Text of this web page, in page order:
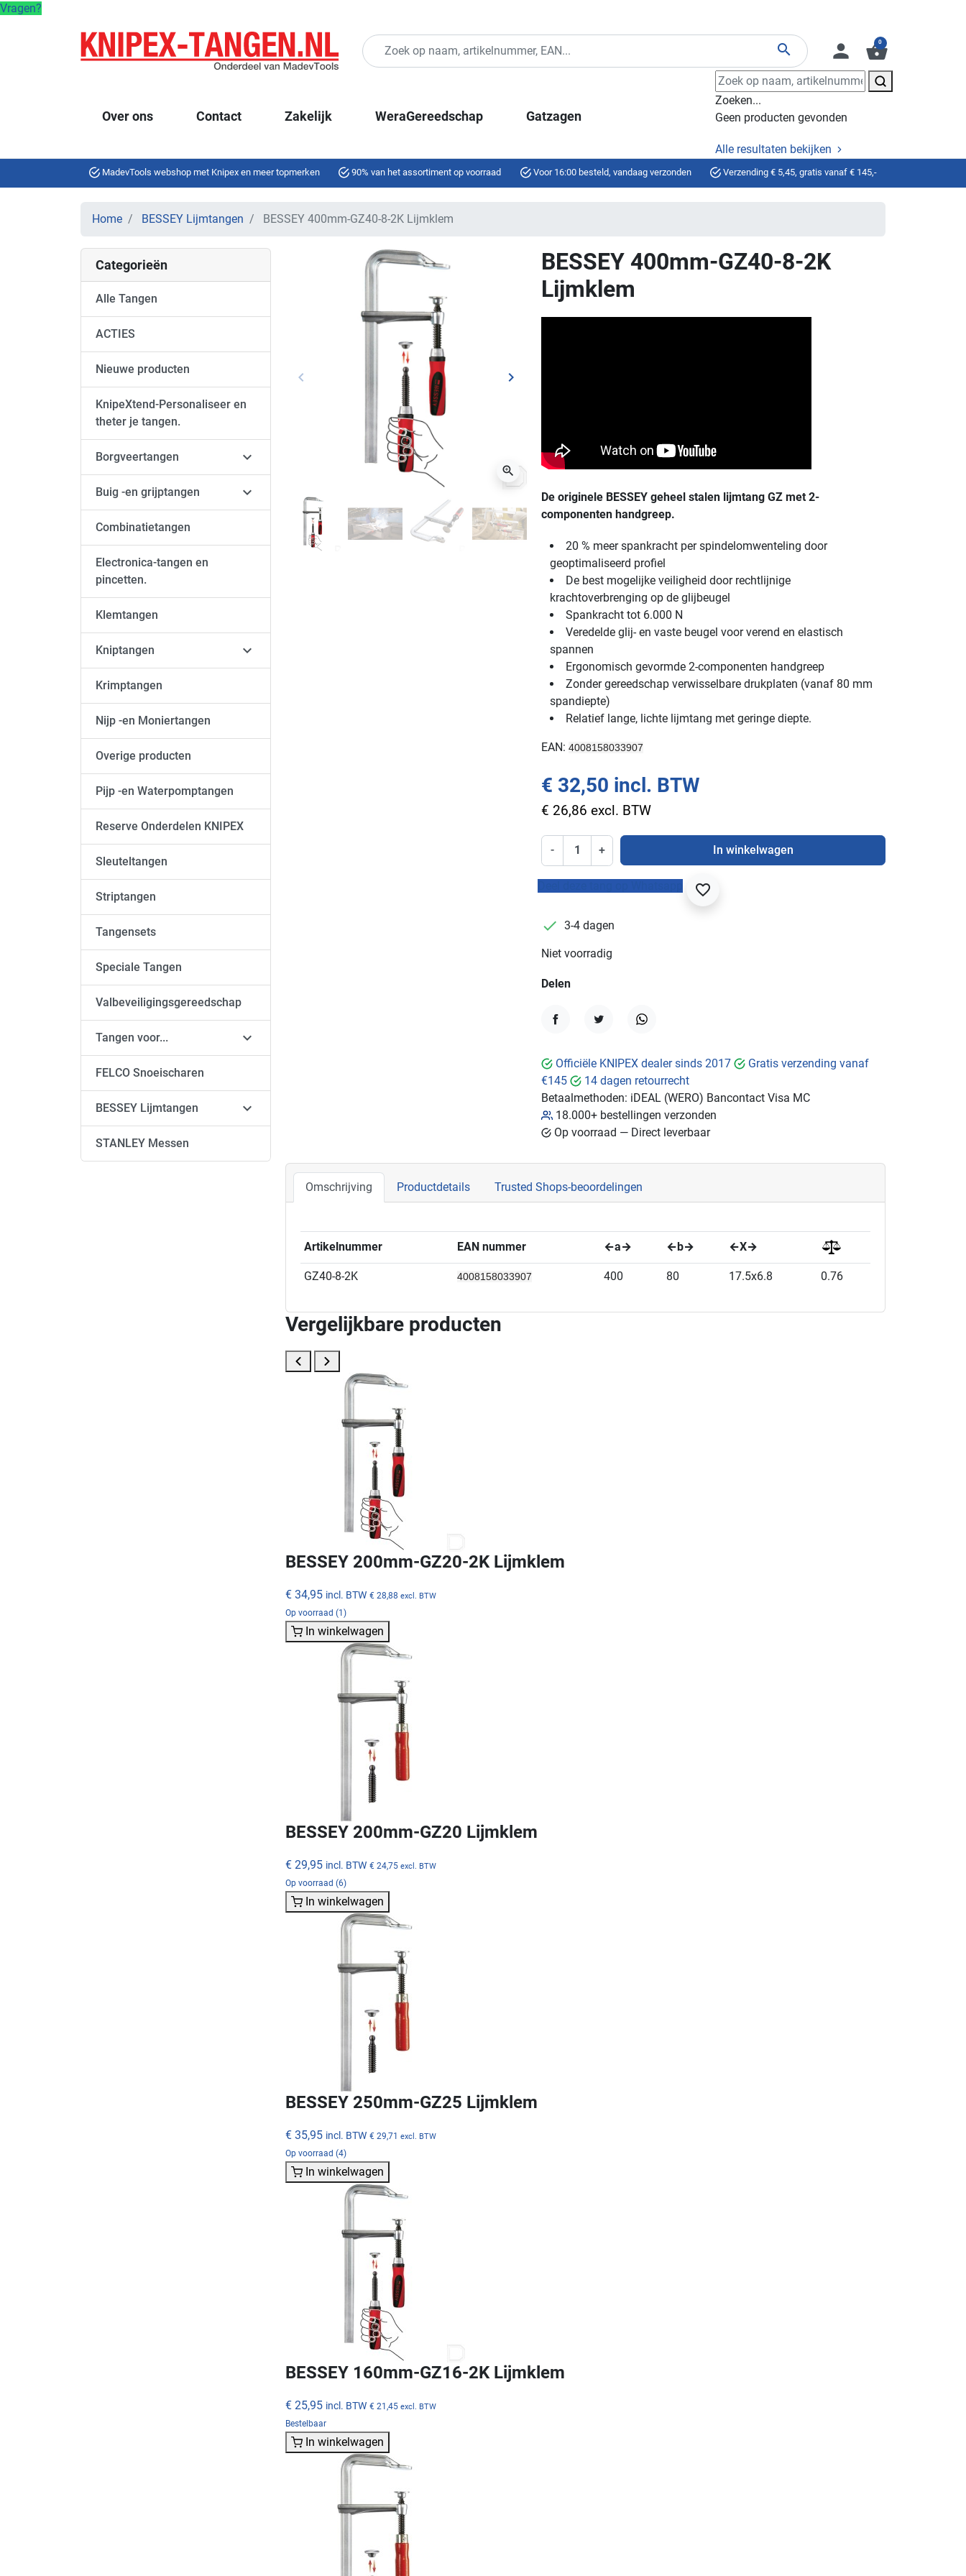
Vragen?
search person shopping_basket
0
Over ons Contact Zakelijk WeraGereedschap Gatzagen
Zoeken...
Geen producten gevonden
Alle resultaten bekijken
MadevTools webshop met Knipex en meer topmerken 90% van het assortiment op voorraad Voor 16:00 besteld, vandaag verzonden Verzending € 5,45, gratis vanaf € 145,-
Home BESSEY Lijmtangen BESSEY 400mm-GZ40-8-2K Lijmklem
Categorieën
Alle Tangen
ACTIES
Nieuwe producten
KnipeXtend-Personaliseer en
theter je tangen.
Borgveertangen 
Buig -en grijptangen 
Combinatietangen
Electronica-tangen en
pincetten.
Klemtangen
Kniptangen 
Krimptangen
Nijp -en Moniertangen
Overige producten
Pijp -en Waterpomptangen
Reserve Onderdelen KNIPEX
Sleuteltangen
Striptangen
Tangensets
Speciale Tangen
Valbeveiligingsgereedschap
Tangen voor... 
FELCO Snoeischaren
BESSEY Lijmtangen 
STANLEY Messen
Vorige
keyboard_arrow_left Volgende
keyboard_arrow_right
zoom_in
BESSEY 400mm-GZ40-8-2K
Lijmklem
De originele BESSEY geheel stalen lijmtang GZ met 2-
componenten handgreep.
20 % meer spankracht per spindelomwenteling door
geoptimaliseerd profiel
De best mogelijke veiligheid door rechtlijnige
krachtoverbrenging op de glijbeugel
Spankracht tot 6.000 N
Veredelde glij- en vaste beugel voor verend en elastisch
spannen
Ergonomisch gevormde 2-componenten handgreep
Zonder gereedschap verwisselbare drukplaten (vanaf 80 mm
spandiepte)
Relatief lange, lichte lijmtang met geringe diepte.
EAN:4008158033907
€ 32,50 incl. BTW
€ 26,86 excl. BTW
- + In winkelwagen
favorite_border
checkmark
3-4 dagen
Niet voorradig
Delen
Officiële KNIPEX dealer sinds 2017
Gratis verzending vanaf
€145
14 dagen retourrecht
Betaalmethoden: iDEAL (WERO) Bancontact Visa MC
18.000+ bestellingen verzonden
Op voorraad — Direct leverbaar
Omschrijving Productdetails Trusted Shops-beoordelingen
Artikelnummer EAN nummer ←a→ ←b→ ←X→
GZ40-8-2K 4008158033907 400 80 17.5x6.8 0.76
Vergelijkbare producten
BESSEY 200mm-GZ20-2K Lijmklem
€ 34,95 incl. BTW € 28,88 excl. BTW
Op voorraad (1)
In winkelwagen
BESSEY 200mm-GZ20 Lijmklem
€ 29,95 incl. BTW € 24,75 excl. BTW
Op voorraad (6)
In winkelwagen
BESSEY 250mm-GZ25 Lijmklem
€ 35,95 incl. BTW € 29,71 excl. BTW
Op voorraad (4)
In winkelwagen
BESSEY 160mm-GZ16-2K Lijmklem
€ 25,95 incl. BTW € 21,45 excl. BTW
Bestelbaar
In winkelwagen